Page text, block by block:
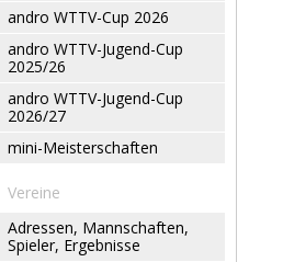
andro WTTV-Cup 2026
andro WTTV-Jugend-Cup
2025/26
andro WTTV-Jugend-Cup
2026/27
mini-Meisterschaften
Vereine
Adressen, Mannschaften,
Spieler, Ergebnisse